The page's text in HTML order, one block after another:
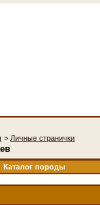
> Личные странички
Каталог породы